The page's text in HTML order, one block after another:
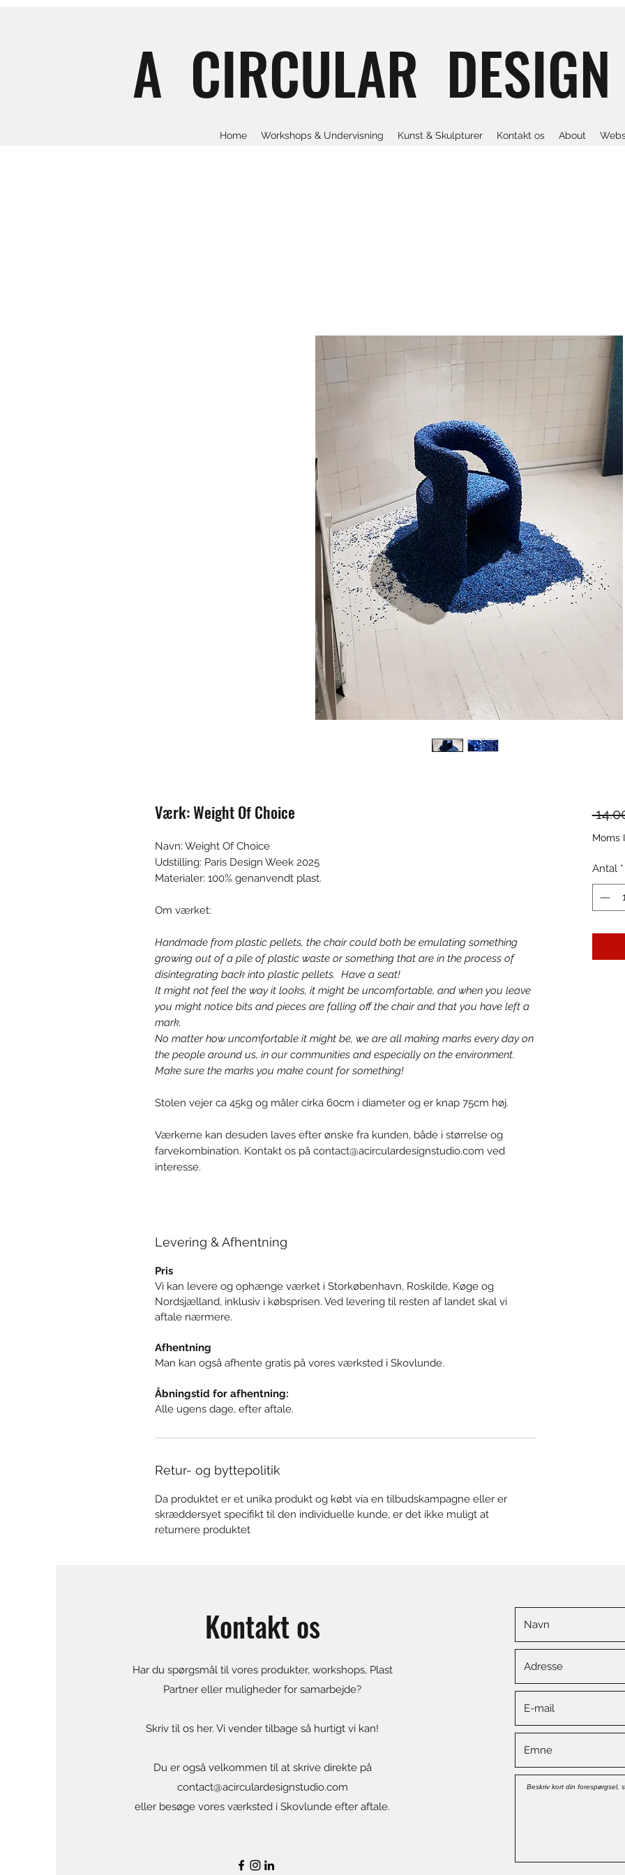
A CIRCULAR
Home Workshops & Undervisning Kunst & Skulpturer Kontakt os About
Værk: Weight Of Choice
Navn: Weight Of Choice
Udstilling: Paris Design Week 2025
Materialer: 100% genanvendt plast.
Om værket:
Handmade from plastic pellets, the chair could both be emulating something
growing out of a pile of plastic waste or something that are in the process of
disintegrating back into plastic pellets. Have a seat!
It might not feel the way it looks, it might be uncomfortable, and when you leave
you might notice bits and pieces are falling off the chair and that you have left a
mark.
No matter how uncomfortable it might be, we are all making marks every day on
the people around us, in our communities and especially on the environment.
Make sure the marks you make count for something!
Stolen vejer ca 45kg og måler cirka 60cm i diameter og er knap 75cm høj.
Værkerne kan desuden laves efter ønske fra kunden, både i størrelse og
farvekombination. Kontakt os på contact@acirculardesignstudio.com ved
interesse.
Levering & Afhentning
Pris
Vi kan levere og ophænge værket i Storkøbenhavn, Roskilde, Køge og
Nordsjælland, inklusiv i købsprisen. Ved levering til resten af landet skal vi
aftale nærmere.
Afhentning
Man kan også afhente gratis på vores værksted i Skovlunde.
Åbningstid for afhentning:
Alle ugens dage, efter aftale.
Retur- og byttepolitik
Da produktet er et unika produkt og købt via en tilbudskampagne eller er
skræddersyet specifikt til den individuelle kunde, er det ikke muligt at
returnere produktet
Moms
Antal *
Kontakt os
Har du spørgsmål til vores produkter, workshops, Plast
Partner eller muligheder for samarbejde?
Skriv til os her. Vi vender tilbage så hurtigt vi kan!
Du er også velkommen til at skrive direkte på
contact@acirculardesignstudio.com
eller besøge vores værksted i Skovlunde efter aftale.